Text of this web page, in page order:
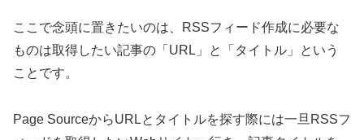
ここで念頭に置きたいのは、RSSフィード作成に必要な
ものは取得したい記事の「URL」と「タイトル」という
ことです。
Page SourceからURLとタイトルを探す際には一旦RSSフ